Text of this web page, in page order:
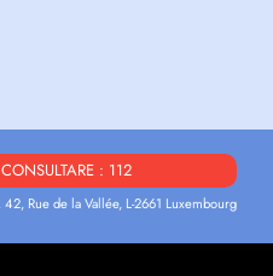
: 112
Rue de la Vallée, L-2661 Luxembourg